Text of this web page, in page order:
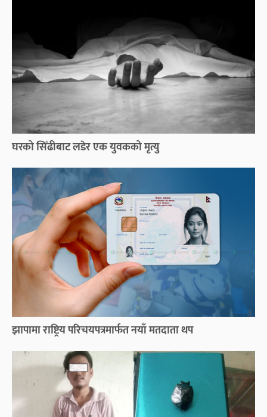
घरको सिँढीबाट लडेर एक युवकको मृत्यु
झापामा राष्ट्रिय परिचयपत्रमार्फत नयाँ मतदाता थप